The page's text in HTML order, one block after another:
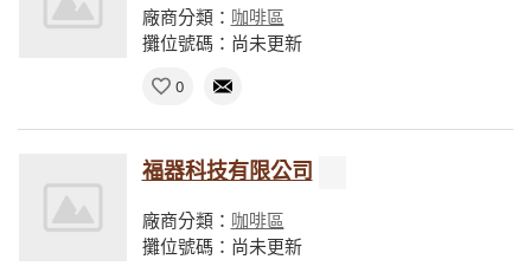
廠商分類： 咖啡區
攤位號碼：尚未更新
0
福器科技有限公司
廠商分類： 咖啡區
攤位號碼：尚未更新